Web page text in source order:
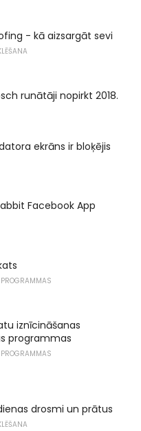
- kā aizsargāt sevi
runātāji nopirkt 2018.
ekrāns ir bloķējis
Facebook App
iznīcināšanas
programmas
drosmi un prātus